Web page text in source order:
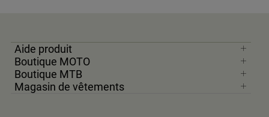
Aide produit
Boutique MOTO
Boutique MTB
Magasin de vêtements